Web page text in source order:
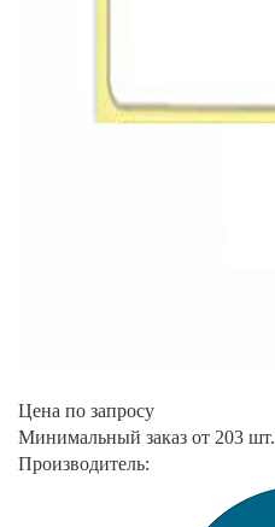
Цена по запросу
Минимальный заказ от 203 шт.
Производитель: